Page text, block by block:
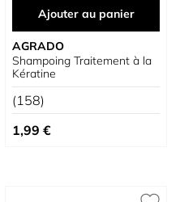
Ajouter au panier
AGRADO
Shampoing Traitement à la
Kératine
(158)
1,99 €